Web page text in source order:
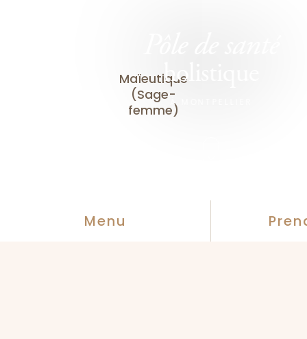
Menu
holistique
À MONTPELLIER
Maïeutique
(Sage-
femme)